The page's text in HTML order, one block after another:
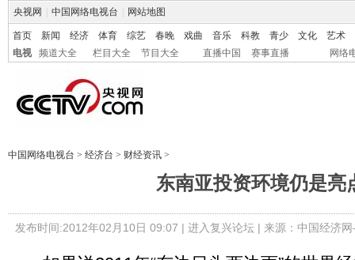
央视网 中国网络电视台 网站地图
首页 新闻 经济 体育 综艺 春晚 戏曲 音乐 科教 青少 文化
艺术
电视
频道大全 栏目大全 节目大全 直播中国 赛事直播 网络
中国网络电视台 > 经济台 > 财经资讯 >
东南亚投资环境仍是亮
发布时间:2012年02月10日 09:07 | 进入复兴论坛| 来源：中国经济